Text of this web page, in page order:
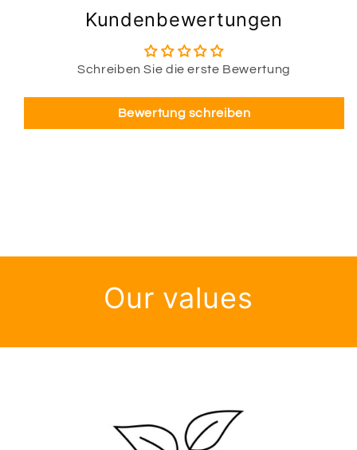
Kundenbewertungen
Schreiben Sie die erste Bewertung
Bewertung schreiben
Our values